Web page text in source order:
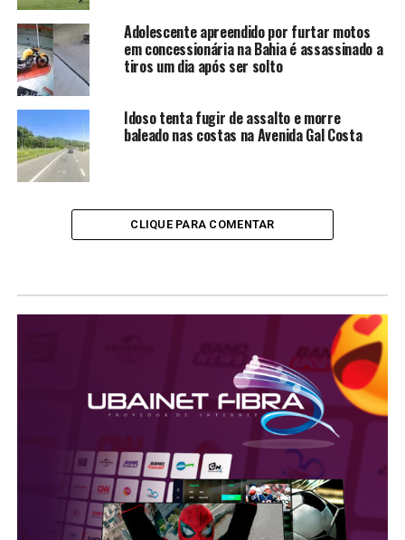
Adolescente apreendido por furtar motos
em concessionária na Bahia é assassinado a
tiros um dia após ser solto
Idoso tenta fugir de assalto e morre
baleado nas costas na Avenida Gal Costa
CLIQUE PARA COMENTAR